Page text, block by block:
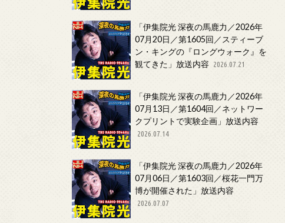
「伊集院光 深夜の馬鹿力／2026年
07月20日／第1605回／スティーブ
ン・キングの『ロングウォーク』を
観てきた」放送内容
2026.07.21
「伊集院光 深夜の馬鹿力／2026年
07月13日／第1604回／ネットワー
クプリントで実験企画」放送内容
2026.07.14
「伊集院光 深夜の馬鹿力／2026年
07月06日／第1603回／桜花一門万
博が開催された」放送内容
2026.07.07